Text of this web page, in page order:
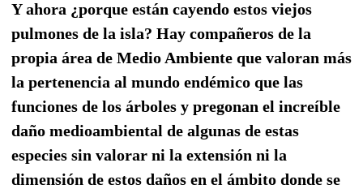
Y ahora ¿porque están cayendo estos viejos
pulmones de la isla? Hay compañeros de la
propia área de Medio Ambiente que valoran más
la pertenencia al mundo endémico que las
funciones de los árboles y pregonan el increíble
daño medioambiental de algunas de estas
especies sin valorar ni la extensión ni la
dimensión de estos daños en el ámbito donde se